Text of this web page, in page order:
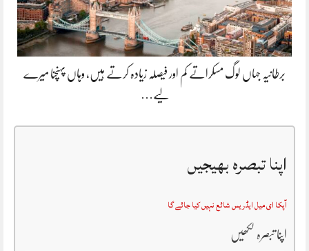
برطانیہ جہاں لوگ مسکراتے کم اور فیصلہ زیادہ کرتے ہیں، وہاں پہنچنا میرے
لیے…
اپنا تبصرہ بھیجیں
آپکا ای میل ایڈریس شائع نہیں کیا جائے گا
اپنا تبصرہ لکھیں